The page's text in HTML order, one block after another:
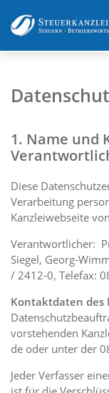
1. Name und
Diese
Verarbeitung
Kanzleiwebseite
Verantwortlicher:
Siegel, Georg-
/ 2412-0, Telefax:
Kontaktdaten des
vorstehenden
de oder unter der
Jeder Verfasser